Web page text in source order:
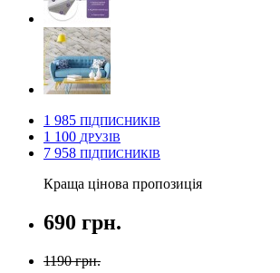
1 985 ПІДПИСНИКІВ
1 100 ДРУЗІВ
7 958 ПІДПИСНИКІВ
Краща цінова пропозиція
690 грн.
1190 грн.